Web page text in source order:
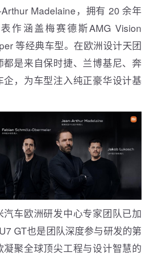
Madelaine，拥有 20 余年
作涵盖梅赛德斯AMG Vision
等经典车型。在欧洲设计天团
都是来自保时捷、兰博基尼、奔
企，为车型注入纯正豪华设计基
汽车欧洲研发中心专家团队已加
GT也是团队深度参与研发的第
聚全球顶尖工程与设计智慧的